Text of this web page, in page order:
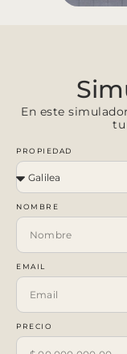
En este
tu
PROPIEDAD
NOMBRE
EMAIL
PRECIO